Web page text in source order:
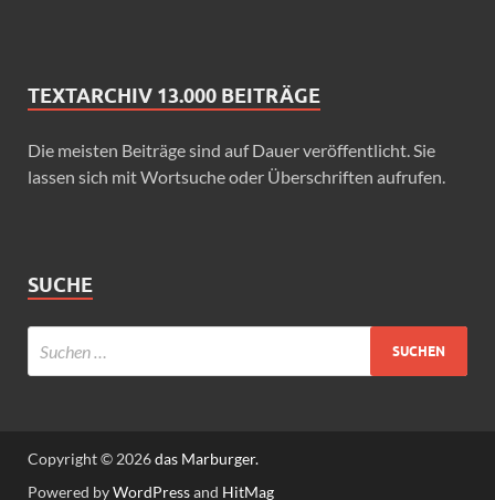
TEXTARCHIV 13.000 BEITRÄGE
Die meisten Beiträge sind auf Dauer veröffentlicht. Sie
lassen sich mit Wortsuche oder Überschriften aufrufen.
SUCHE
Copyright © 2026das Marburger.
Powered byWordPressand HitMag